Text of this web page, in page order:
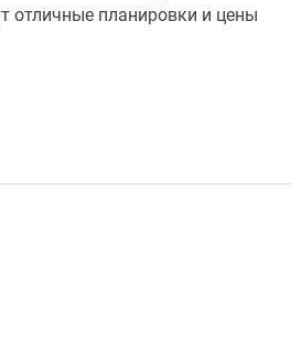
отличные планировки и цены